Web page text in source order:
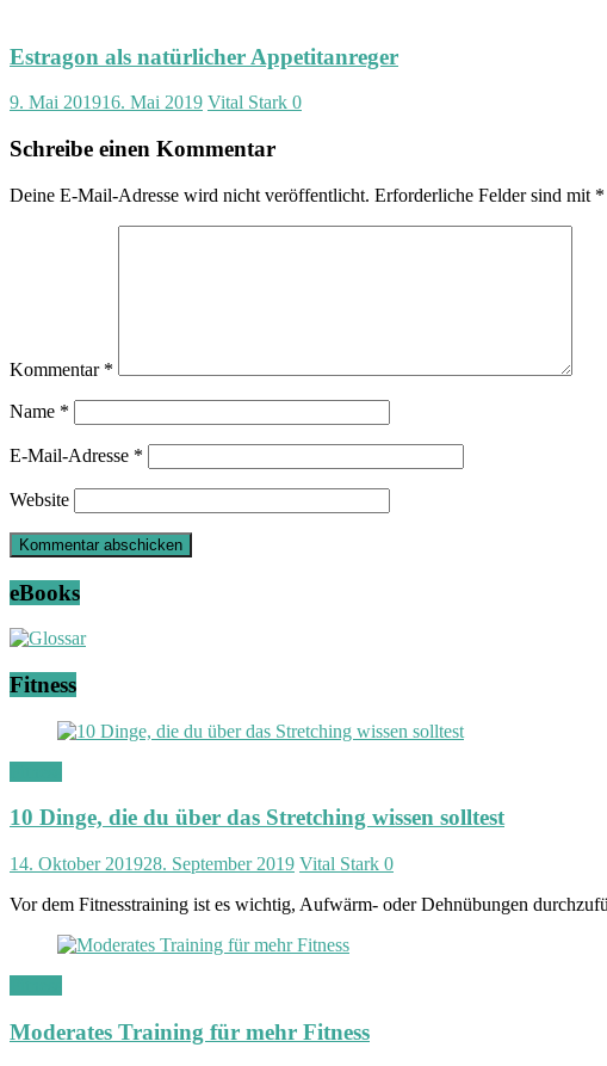
Estragon als natürlicher Appetitanreger
9. Mai 201916. Mai 2019 Vital Stark 0
Schreibe einen Kommentar
Deine E-Mail-Adresse wird nicht veröffentlicht. Erforderliche Felder sind mit *
Kommentar *
Name *
E-Mail-Adresse *
Website
eBooks
Fitness
10 Dinge, die du über das Stretching wissen solltest
14. Oktober 201928. September 2019 Vital Stark 0
Vor dem Fitnesstraining ist es wichtig, Aufwärm- oder Dehnübungen
Moderates Training für mehr Fitness